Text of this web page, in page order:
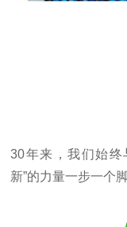
30年来，我们始终
新”的力量一步一个